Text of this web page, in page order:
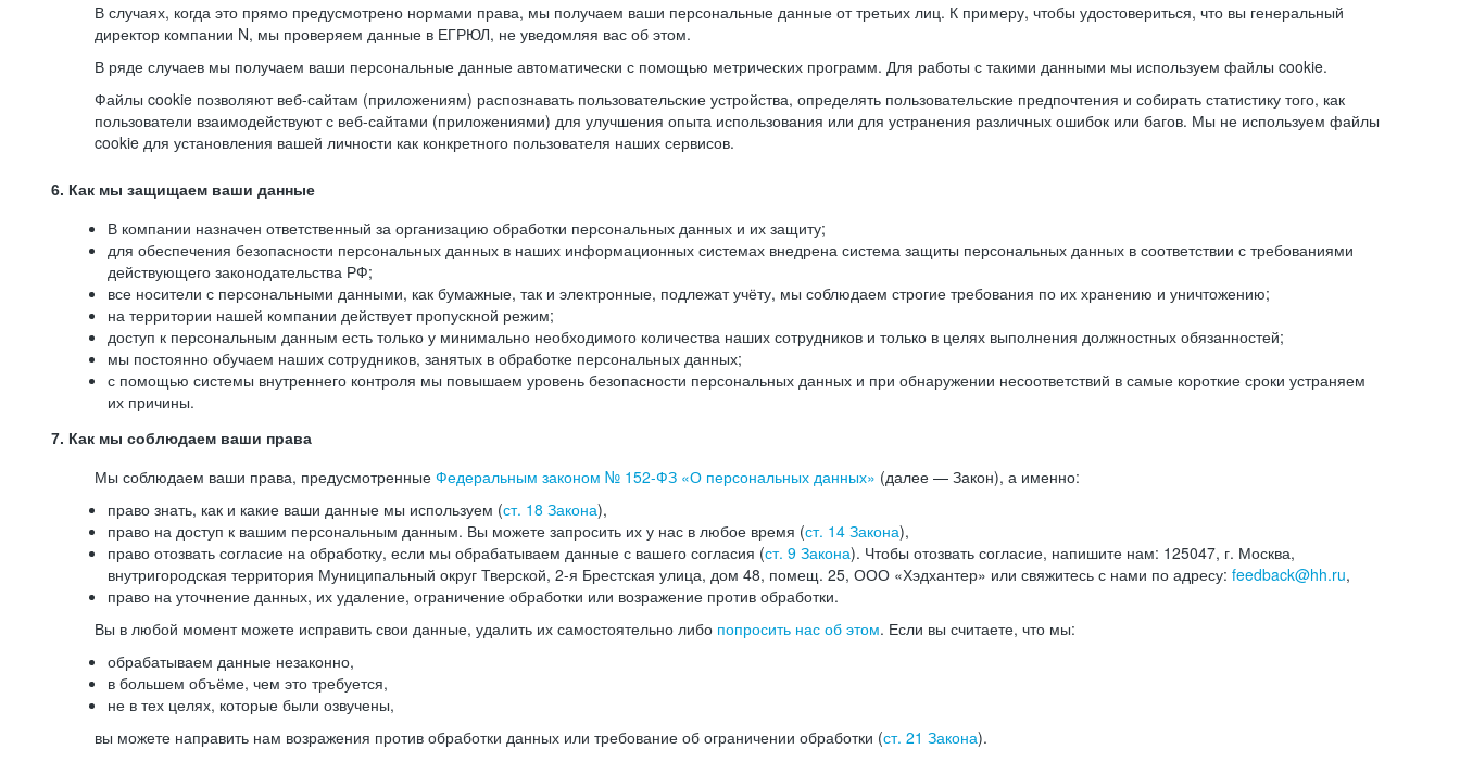
В случаях, когда это прямо предусмотрено нормами права, мы получаем ваши персональные данные от третьих лиц. К примеру, чтобы удостовериться, что вы генеральный
директор компании N, мы проверяем данные в ЕГРЮЛ, не уведомляя вас об этом.
В ряде случаев мы получаем ваши персональные данные автоматически с помощью метрических программ. Для работы с такими данными мы используем файлы cookie.
Файлы cookie позволяют веб-сайтам (приложениям) распознавать пользовательские устройства, определять пользовательские предпочтения и собирать статистику того, как
пользователи взаимодействуют с веб-сайтами (приложениями) для улучшения опыта использования или для устранения различных ошибок или багов. Мы не используем файлы
cookie для установления вашей личности как конкретного пользователя наших сервисов.
6. Как мы защищаем ваши данные
В компании назначен ответственный за организацию обработки персональных данных и их защиту;
для обеспечения безопасности персональных данных в наших информационных системах внедрена система защиты персональных данных в соответствии с требованиями
действующего законодательства РФ;
все носители с персональными данными, как бумажные, так и электронные, подлежат учёту, мы соблюдаем строгие требования по их хранению и уничтожению;
на территории нашей компании действует пропускной режим;
доступ к персональным данным есть только у минимально необходимого количества наших сотрудников и только в целях выполнения должностных обязанностей;
мы постоянно обучаем наших сотрудников, занятых в обработке персональных данных;
с помощью системы внутреннего контроля мы повышаем уровень безопасности персональных данных и при обнаружении несоответствий в самые короткие сроки устраняем
их причины.
7. Как мы соблюдаем ваши права
Мы соблюдаем ваши права, предусмотренные Федеральным законом № 152-ФЗ «О персональных данных» (далее — Закон), а именно:
право знать, как и какие ваши данные мы используем (ст. 18 Закона),
право на доступ к вашим персональным данным. Вы можете запросить их у нас в любое время (ст. 14 Закона),
право отозвать согласие на обработку, если мы обрабатываем данные с вашего согласия (ст. 9 Закона). Чтобы отозвать согласие, напишите нам: 125047, г. Москва,
внутригородская территория Муниципальный округ Тверской, 2-я Брестская улица, дом 48, помещ. 25, ООО «Хэдхантер» или свяжитесь с нами по адресу: feedback@hh.ru,
право на уточнение данных, их удаление, ограничение обработки или возражение против обработки.
Вы в любой момент можете исправить свои данные, удалить их самостоятельно либо попросить нас об этом. Если вы считаете, что мы:
обрабатываем данные незаконно,
в большем объёме, чем это требуется,
не в тех целях, которые были озвучены,
вы можете направить нам возражения против обработки данных или требование об ограничении обработки (ст. 21 Закона).